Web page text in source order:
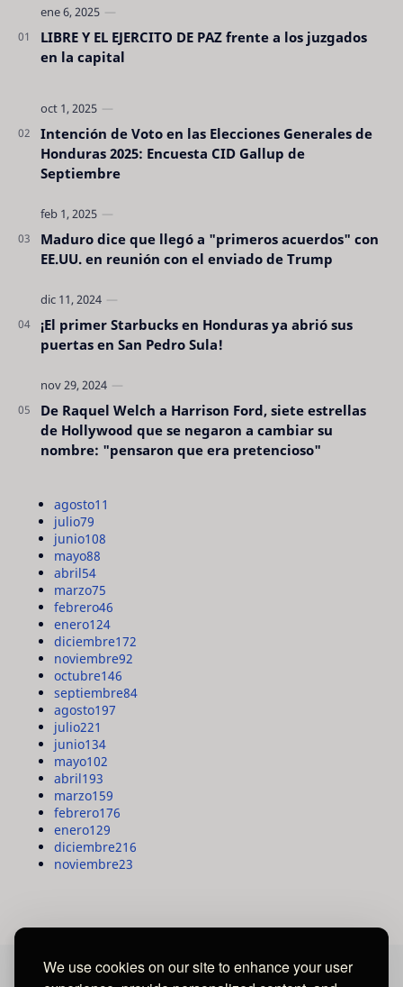
We use cookies on our site to enhance your user
LIBRE Y EL EJERCITO DE PAZ frente a los juzgados
en la capital
Intención de Voto en las Elecciones Generales de
Honduras 2025: Encuesta CID Gallup de
Septiembre
Maduro dice que llegó a "primeros acuerdos" con
EE.UU. en reunión con el enviado de Trump
¡El primer Starbucks en Honduras ya abrió sus
puertas en San Pedro Sula!
De Raquel Welch a Harrison Ford, siete estrellas
de Hollywood que se negaron a cambiar su
nombre: "pensaron que era pretencioso"
agosto11
julio79
junio108
mayo88
abril54
marzo75
febrero46
enero124
diciembre172
noviembre92
octubre146
septiembre84
agosto197
julio221
junio134
mayo102
abril193
marzo159
febrero176
enero129
diciembre216
noviembre23